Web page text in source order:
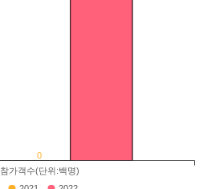
0
참가객수(단위:백명)